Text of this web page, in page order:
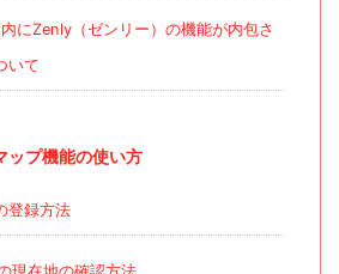
にZenly（ゼンリー）の機能が内包さ
いて
プ機能の使い方
登録方法